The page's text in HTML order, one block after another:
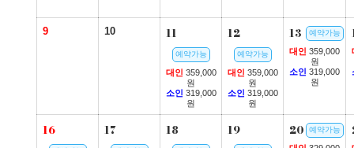
9 10 11
예약가능
대인 359,000
원
소인 319,000
원
12
예약가능
대인 359,000
원
소인 319,000
원
13 예약가능
대인 359,000
원
소인 319,000
원
16 17 18 19 20 예약가능